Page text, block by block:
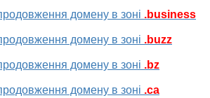
домену в зоні .business
домену в зоні .buzz
домену в зоні .bz
домену в зоні .ca